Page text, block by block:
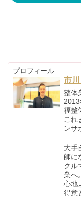
プロフィール
市川
整体
2013
福整
これ
ンサ
大手
師に
クル
業へ。
心地
得意